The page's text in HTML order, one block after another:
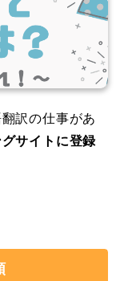
訳の仕事があ
サイトに登録